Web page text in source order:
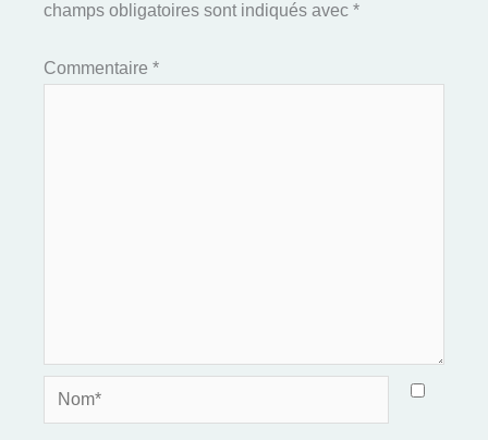
champs obligatoires sont indiqués avec *
Commentaire *
Nom*